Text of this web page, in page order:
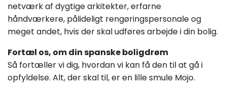
netværk af dygtige arkitekter, erfarne
håndværkere, pålideligt rengøringspersonale og
meget andet, hvis der skal udføres arbejde i din bolig.
Fortæl os, om din spanske boligdrøm
Så fortæller vi dig, hvordan vi kan få den til at gå i
opfyldelse. Alt, der skal til, er en lille smule Mojo.